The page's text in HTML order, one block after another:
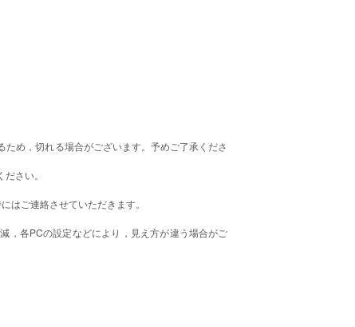
め，切れる場合がございます。予めご了承くださ
さい。
ご連絡させていただきます。
，各PCの設定などにより，見え方が違う場合がご